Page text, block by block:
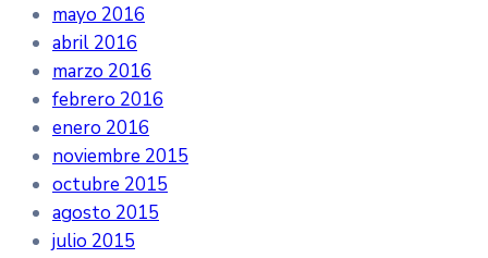
mayo 2016
abril 2016
marzo 2016
febrero 2016
enero 2016
noviembre 2015
octubre 2015
agosto 2015
julio 2015